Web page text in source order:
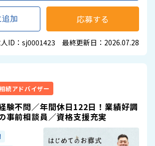
追加 応募する
ID：sj0001423 最終更新日：2026.07.28
続アドバイザー
験不問／年間休日122日！業績好調
事前相談員／資格支援充実